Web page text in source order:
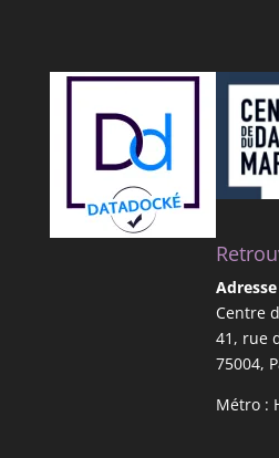
Adresse
Centre
41, rue
75004,
Métro :